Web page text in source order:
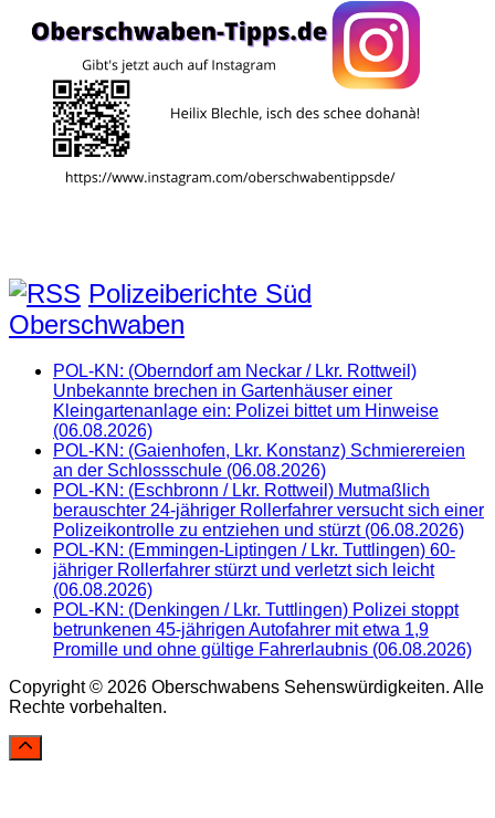
Polizeiberichte Süd
Oberschwaben
POL-KN: (Oberndorf am Neckar / Lkr. Rottweil)
Unbekannte brechen in Gartenhäuser einer
Kleingartenanlage ein: Polizei bittet um Hinweise
(06.08.2026)
POL-KN: (Gaienhofen, Lkr. Konstanz) Schmierereien
an der Schlossschule (06.08.2026)
POL-KN: (Eschbronn / Lkr. Rottweil) Mutmaßlich
berauschter 24-jähriger Rollerfahrer versucht sich einer
Polizeikontrolle zu entziehen und stürzt (06.08.2026)
POL-KN: (Emmingen-Liptingen / Lkr. Tuttlingen) 60-
jähriger Rollerfahrer stürzt und verletzt sich leicht
(06.08.2026)
POL-KN: (Denkingen / Lkr. Tuttlingen) Polizei stoppt
betrunkenen 45-jährigen Autofahrer mit etwa 1,9
Promille und ohne gültige Fahrerlaubnis (06.08.2026)
Copyright © 2026 Oberschwabens Sehenswürdigkeiten. Alle
Rechte vorbehalten.